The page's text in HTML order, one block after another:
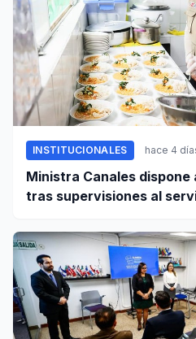
INSTITUCIONALES hace 4
Ministra Canales
tras supervisiones al